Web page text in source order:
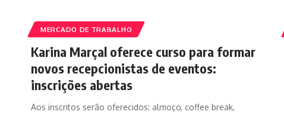
MERCADO DE TRABALHO
Karina Marçal oferece curso para formar
novos recepcionistas de eventos:
inscrições abertas
Aos inscritos serão oferecidos: almoço, coffee break,